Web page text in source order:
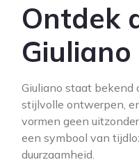
Ontdek
Giuliano
Giuliano staat bekend
stijlvolle ontwerpen,
vormen geen
een symbool van
duurzaamheid.